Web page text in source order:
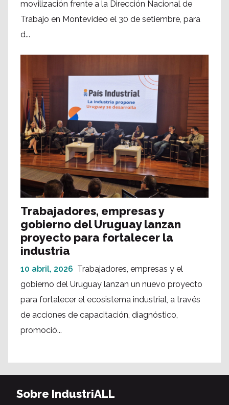
movilización frente a la Dirección Nacional de
Trabajo en Montevideo el 30 de setiembre, para
d...
Trabajadores, empresas y
gobierno del Uruguay lanzan
proyecto para fortalecer la
industria
10 abril, 2026 Trabajadores, empresas y el
gobierno del Uruguay lanzan un nuevo proyecto
para fortalecer el ecosistema industrial, a través
de acciones de capacitación, diagnóstico,
promoció...
Sobre IndustriALL